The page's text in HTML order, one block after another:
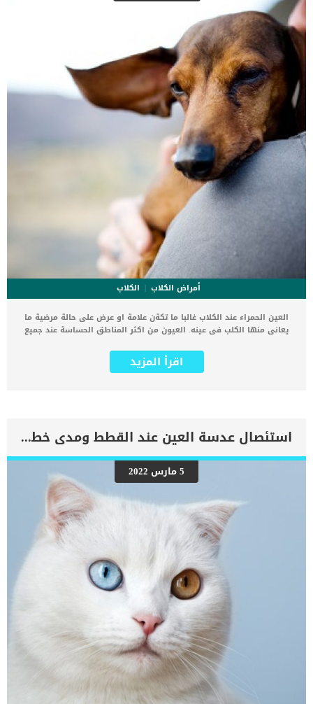
العملية الى عيادات بيطرية مجهزة ومعقمة وطبيب بيطري متخصص لأنها
عملية ليست شائعة. إجراءات عملية قطع قناة فالوب فى الاناث عند الكلاب
يمكن إجراء الربط الجراحي عامة بأكثر من طريقة وتعتمد التقنية التي
يستخدمها الطبيب البيطري على أدواته ورؤيته لحالة […]
أمراض الكلاب
الكلاب
العين الحمراء عند الكلاب غالبا ما تكةن علامة او عرض على حالة مرضية ما
يعانى منها الكلب فى عينه. العيون من اكثر المناطق الحساسة عند جميع
منها كلبك. كما يمكن أن يكون الاحمرار والالتهاب الذي يصيب إحدى
العينين أو كلتيهما ناتجًا عن مجموعة متنوعة من المشكلات تتراوح من
كلبك. الافرازات والدموع وعدم وضوح الرؤية من ضمن اكثر الحالات
المصاحبة لاحمرار العين. اذا استمر احمرار العين عند كلبك اكثر من 24
ساعة فمن المرجح ان تتوجه الى العيادة البيطرية. كما ان هناك حالات
مرضية اخرى فى جسم الكلب بعيدا عن عينه يمكن ان تكون سبب الاحمرار.
الاعراض المصاحبة لاحمرار العين عند الكلاب الخدش فرك العين عدم
التحديق في الضوء إبقاء العين مغلقة القرنية الغائمةعيون دامعة ظهور
كتلة حمراء من تحت الجفن بقعة حمراء على بياض العين تورم أو انتفاخ
الجفون إفرازات بيضاء أو خضراء من الزاوية الداخلية للعين. اقرأ ايضا:جراحة
تدلى العيون فى الكلاب بالتفاصيل […]
اقرأ المزيد
استئصال عدسة العين عند القطط ومدى خطورتها
5 مارس 2022